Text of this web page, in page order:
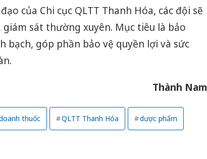
của Chi cục QLTT Thanh Hóa, các đội sẽ
sát thường xuyên. Mục tiêu là bảo
bạch, góp phần bảo vệ quyền lợi và sức
Thành Nam
thuốc QLTT Thanh Hóa dược phẩm